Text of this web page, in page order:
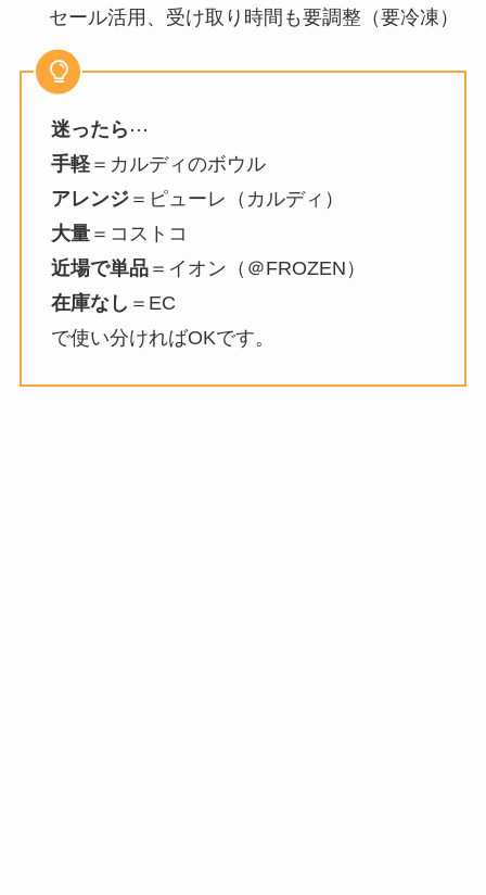
セール活用、受け取り時間も要調整（要冷凍）
迷ったら ⋯
手軽＝カルディのボウル
アレンジ＝ピューレ（カルディ）
大量＝コストコ
近場で単品＝イオン（＠FROZEN）
在庫なし ＝EC
で使い分ければOKです。